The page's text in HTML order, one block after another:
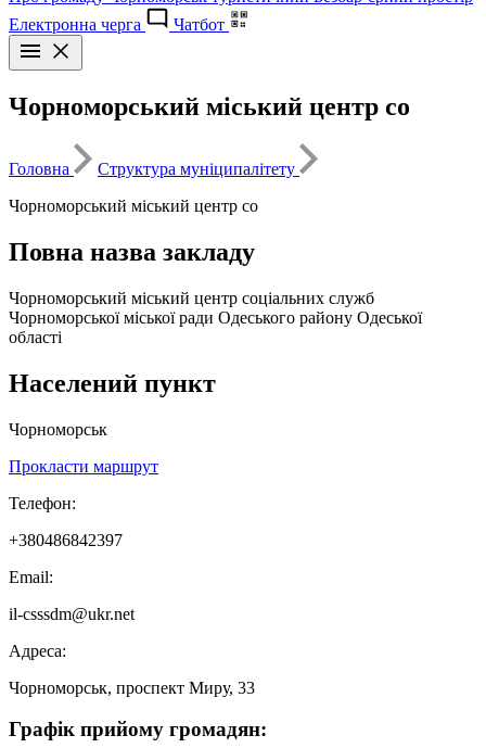
Електронна черга
Чатбот
Чорноморський міський центр со
Головна
Структура муніципалітету
Чорноморський міський центр со
Повна назва закладу
Чорноморський міський центр соціальних служб
Чорноморської міської ради Одеського району Одеської
області
Населений пункт
Чорноморськ
Прокласти маршрут
Телефон:
+380486842397
Email:
il-csssdm@ukr.net
Адреса:
Чорноморськ, проспект Миру, 33
Графік прийому громадян: